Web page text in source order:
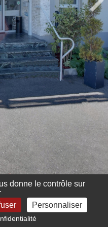
donne le contrôle sur
Personnaliser